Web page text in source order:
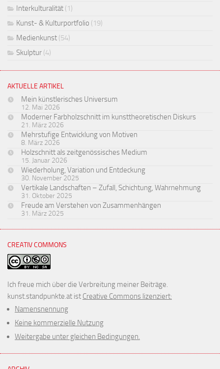
Interkulturalität (1)
Kunst- & Kulturportfolio (19)
Medienkunst (54)
Skulptur (4)
AKTUELLE ARTIKEL
Mein künstlerisches Universum
12. Mai 2026
Moderner Farbholzschnitt im kunsttheoretischen Diskurs
21. März 2026
Mehrstufige Entwicklung von Motiven
8. März 2026
Holzschnitt als zeitgenössisches Medium
15. Januar 2026
Wiederholung, Variation und Entdeckung
30. November 2025
Vertikale Landschaften – Zufall, Schichtung, Wahrnehmung
31. Oktober 2025
Freude am Verstehen von Zusammenhängen
31. März 2025
CREATIV COMMONS
Ich freue mich über die Verbreitung meiner Beiträge.
kunst.standpunkte.at ist Creative Commons lizenziert:
Namensnennung
Keine kommerzielle Nutzung
Weitergabe unter gleichen Bedingungen.